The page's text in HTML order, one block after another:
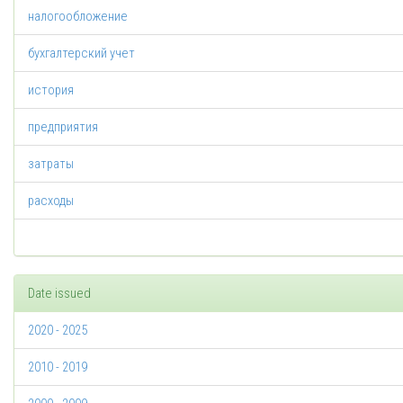
налогообложение
бухгалтерский учет
история
предприятия
затраты
расходы
Date issued
2020 - 2025
2010 - 2019